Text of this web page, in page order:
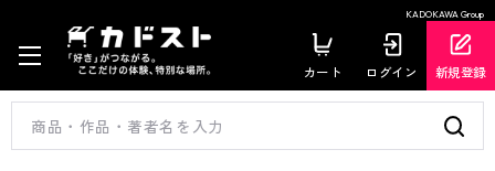
KADOKAWA Group
カート ログイン 新規登録